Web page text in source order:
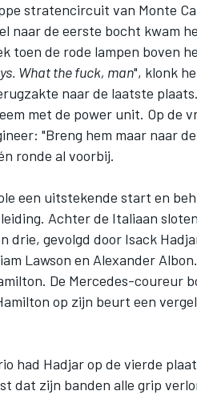
stratencircuit van Monte
naar de eerste bocht kwam
toen de rode lampen boven
What the fuck, man", klonk
naar de laatste
met de power unit. Op de
"Breng hem maar naar
ronde al voorbij.
een uitstekende start en
Achter de Italiaan
drie, gevolgd door Isack
Lawson en Alexander Albon
De Mercedes-coureur
op zijn beurt een
had Hadjar op de vierde
dat zijn banden alle grip